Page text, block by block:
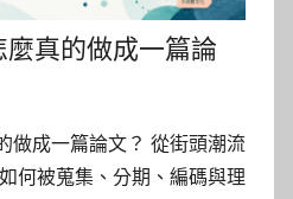
真的做成一篇論
做成一篇論文？ 從街頭潮流
何被蒐集、分期、編碼與理